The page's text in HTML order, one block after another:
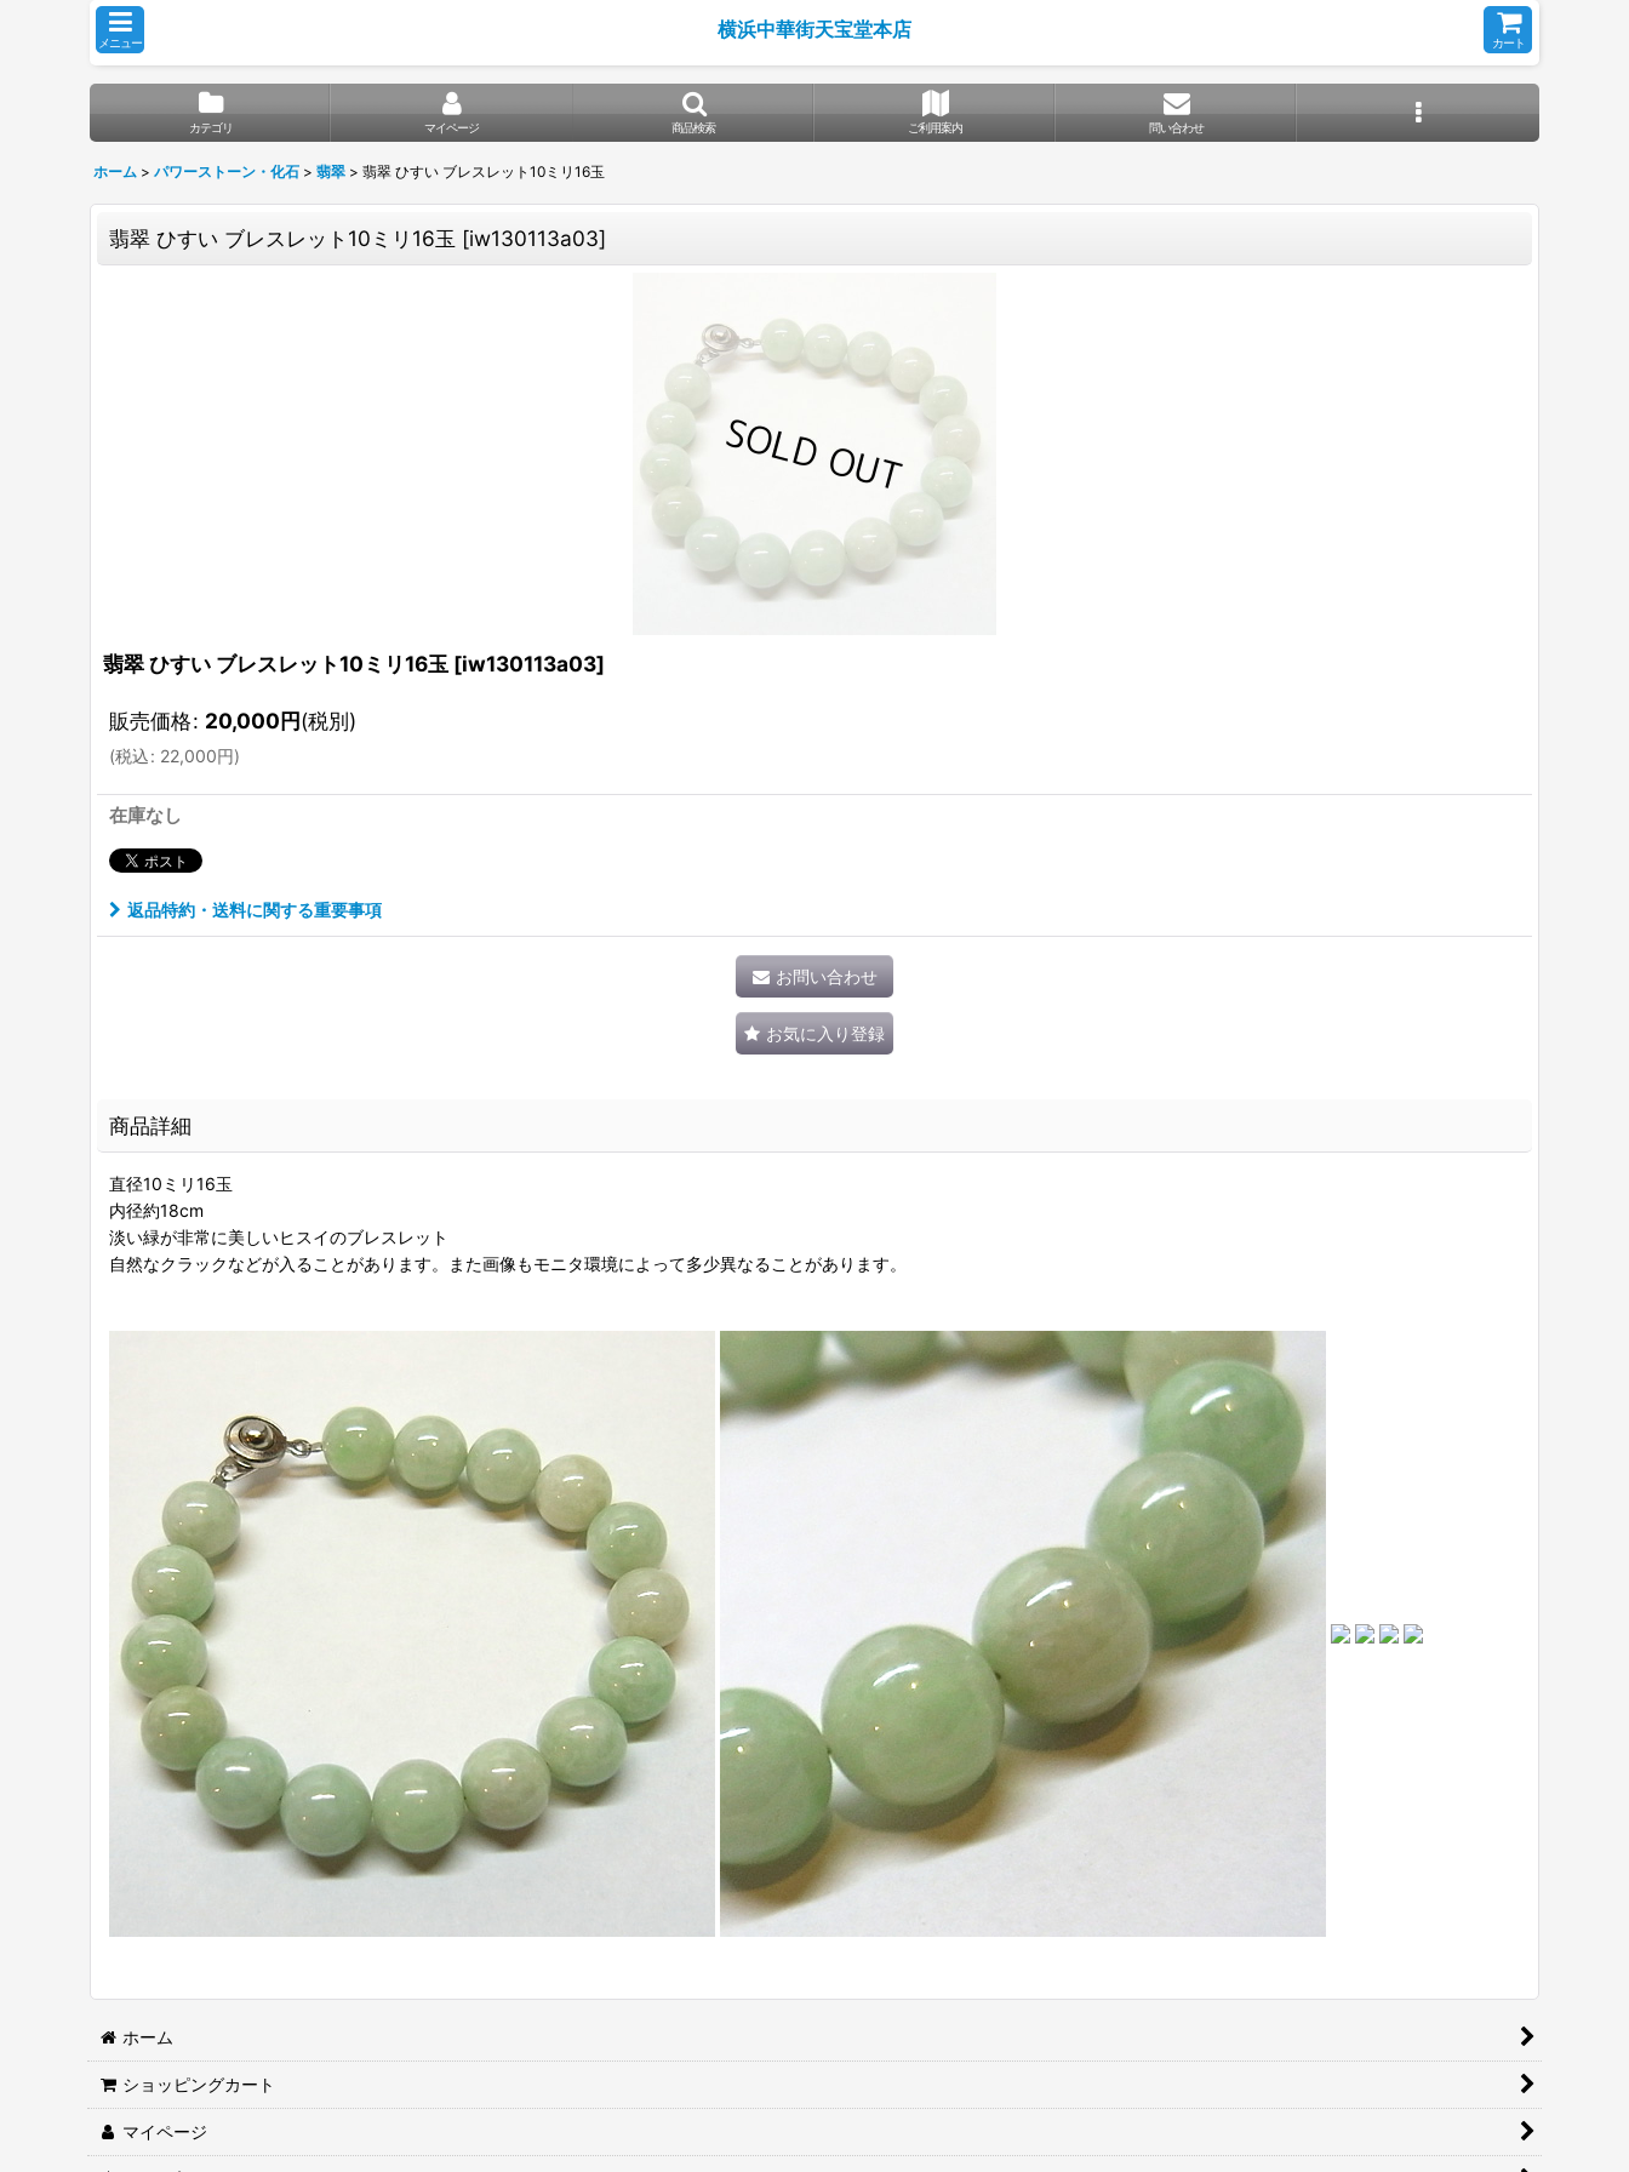
メニュー
横浜中華街天宝堂本店
カート
カテゴリ マイページ 商品検索 ご利用案内 問い合わせ
ホーム > パワーストーン・化石 > 翡翠 > 翡翠 ひすい ブレスレット10ミリ16玉
翡翠 ひすい ブレスレット10ミリ16玉 [iw130113a03]
翡翠 ひすい ブレスレット10ミリ16玉 [iw130113a03]
販売価格: 20,000円(税別)
(税込: 22,000円)
在庫なし
返品特約・送料に関する重要事項
お問い合わせ
お気に入り登録
商品詳細
直径10ミリ16玉
内径約18cm
淡い緑が非常に美しいヒスイのブレスレット
自然なクラックなどが入ることがあります。また画像もモニタ環境によって多少異なることがあります。
ホーム
ショッピングカート
マイページ